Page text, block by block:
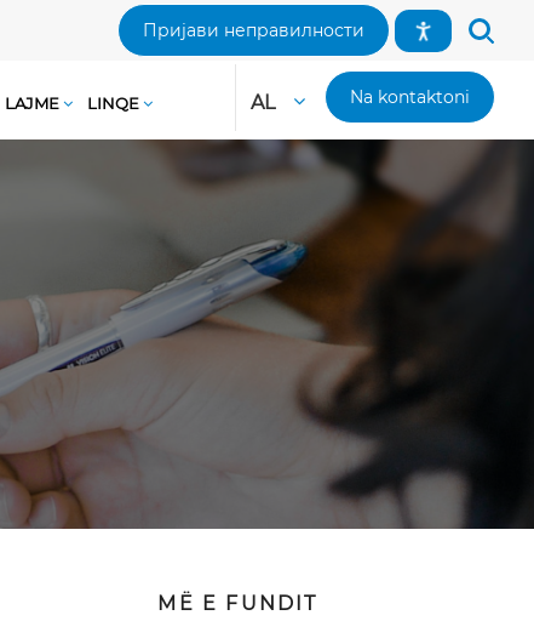
Пријави неправилности
LAJME LINQE AL Na kontaktoni
MË E FUNDIT